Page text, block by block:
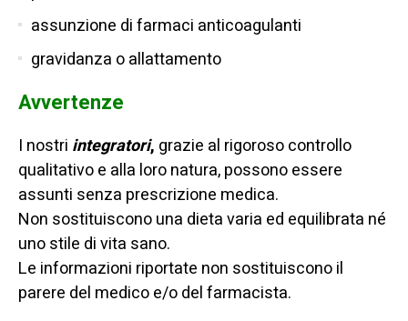
assunzione di farmaci anticoagulanti
gravidanza o allattamento
Avvertenze
I nostri integratori, grazie al rigoroso controllo
qualitativo e alla loro natura, possono essere
assunti senza prescrizione medica.
Non sostituiscono una dieta varia ed equilibrata né
uno stile di vita sano.
Le informazioni riportate non sostituiscono il
parere del medico e/o del farmacista.